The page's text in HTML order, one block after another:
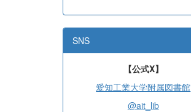
SNS
【公式X】
愛知工業大学附属図書館
@ait_lib